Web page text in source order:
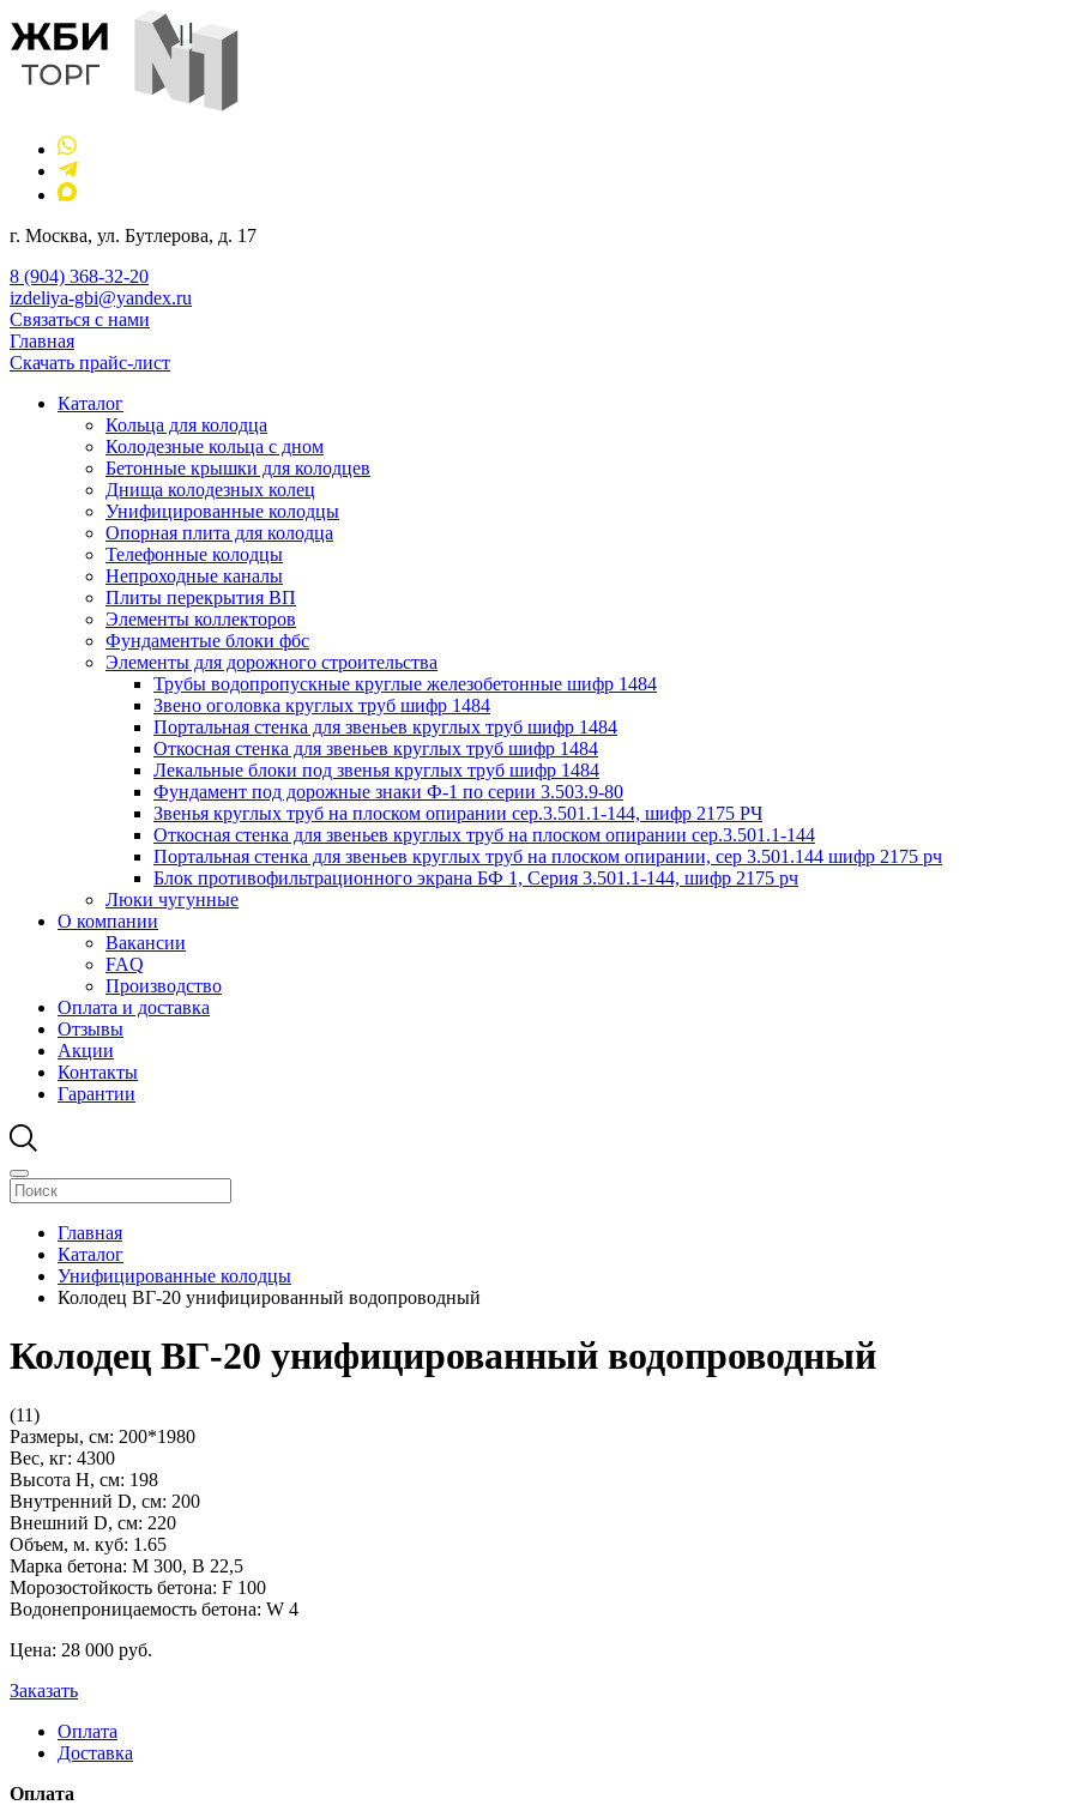
г. Москва, ул. Бутлерова, д. 17
8 (904) 368-32-20
izdeliya-gbi@yandex.ru
Связаться с нами
Главная
Скачать прайс-лист
Каталог
Кольца для колодца
Колодезные кольца с дном
Бетонные крышки для колодцев
Днища колодезных колец
Унифицированные колодцы
Опорная плита для колодца
Телефонные колодцы
Непроходные каналы
Плиты перекрытия ВП
Элементы коллекторов
Фундаментые блоки фбс
Элементы для дорожного строительства
Трубы водопропускные круглые железобетонные шифр 1484
Звено оголовка круглых труб шифр 1484
Портальная стенка для звеньев круглых труб шифр 1484
Откосная стенка для звеньев круглых труб шифр 1484
Лекальные блоки под звенья круглых труб шифр 1484
Фундамент под дорожные знаки Ф-1 по серии 3.503.9-80
Звенья круглых труб на плоском опирании сер.3.501.1-144, шифр 2175 РЧ
Откосная стенка для звеньев круглых труб на плоском опирании сер.3.501.1-144
Портальная стенка для звеньев круглых труб на плоском опирании, сер 3.501.144 шифр 2175 рч
Блок противофильтрационного экрана БФ 1, Серия 3.501.1-144, шифр 2175 рч
Люки чугунные
О компании
Вакансии
FAQ
Производство
Оплата и доставка
Отзывы
Акции
Контакты
Гарантии
Главная
Каталог
Унифицированные колодцы
Колодец ВГ-20 унифицированный водопроводный
Колодец ВГ-20 унифицированный водопроводный
(11)
Размеры, см: 200*1980
Вес, кг: 4300
Высота H, см: 198
Внутренний D, см: 200
Внешний D, см: 220
Объем, м. куб: 1.65
Марка бетона: М 300, В 22,5
Морозостойкость бетона: F 100
Водонепроницаемость бетона: W 4
Цена: 28 000 pуб.
Заказать
Оплата
Доставка
Оплата